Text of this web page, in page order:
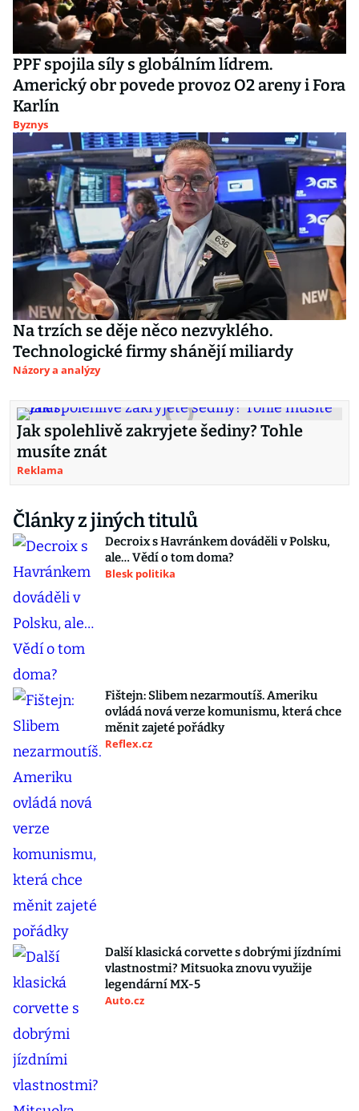
PPF spojila síly s globálním lídrem.
Americký obr povede provoz O2 areny i Fora
Karlín
Byznys
Na trzích se děje něco nezvyklého.
Technologické firmy shánějí miliardy
Názory a analýzy
Jak spolehlivě zakryjete šediny? Tohle
musíte znát
Reklama
Články z jiných titulů
Decroix s Havránkem dováděli v Polsku,
ale… Vědí o tom doma?
Blesk politika
Fištejn: Slibem nezarmoutíš. Ameriku
ovládá nová verze komunismu, která chce
měnit zajeté pořádky
Reflex.cz
Další klasická corvette s dobrými jízdními
vlastnostmi? Mitsuoka znovu využije
legendární MX-5
Auto.cz